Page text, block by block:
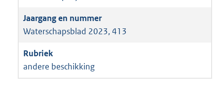
Waterschapsblad 2023, 413
andere beschikking